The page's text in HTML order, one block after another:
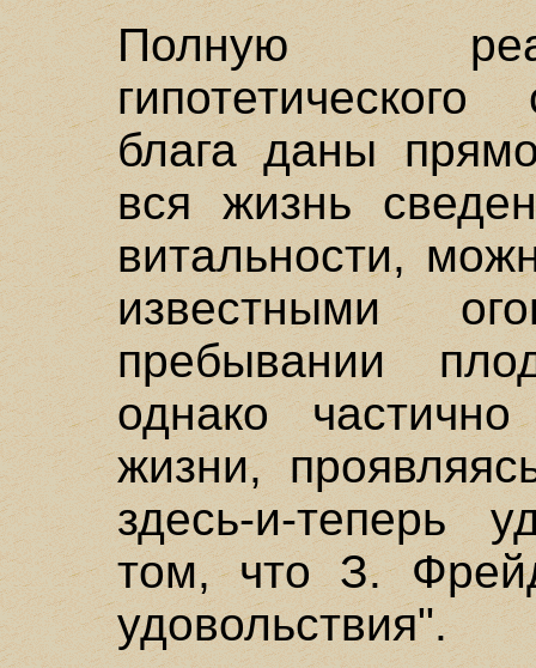
Полную
блага даны
вся жизнь
витальности,
известными
пребывании
однако
жизни,
здесь-и-теперь
том, что З.
удовольствия".